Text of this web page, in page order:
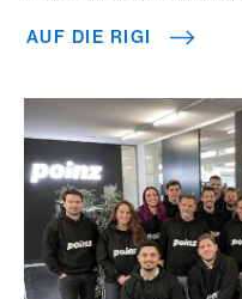
AUF DIE RIGI